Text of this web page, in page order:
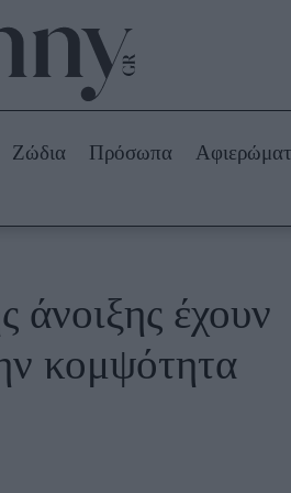
Beauty -
Ομορφιά
Skincare
Μακιγιάζ
Ζώδια
Ζώδια Πρόσωπα
άνοιξης έχουν
κομψότητα